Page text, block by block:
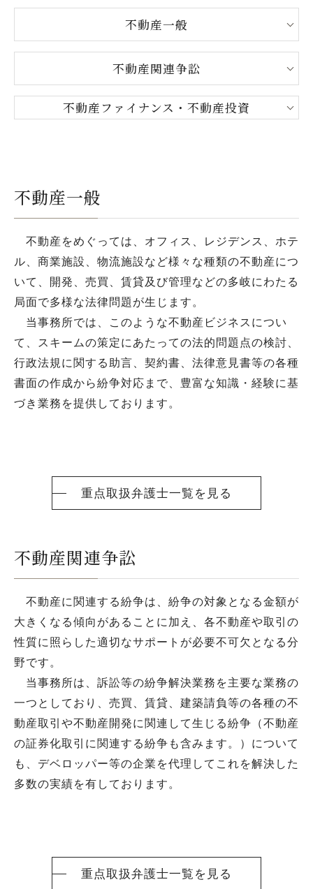
不動産一般
不動産関連争訟
不動産ファイナンス・不動産投資
不動産一般
不動産をめぐっては、オフィス、レジデンス、ホテ
ル、商業施設、物流施設など様々な種類の不動産につ
いて、開発、売買、賃貸及び管理などの多岐にわたる
局面で多様な法律問題が生じます。
当事務所では、このような不動産ビジネスについ
て、スキームの策定にあたっての法的問題点の検討、
行政法規に関する助言、契約書、法律意見書等の各種
書面の作成から紛争対応まで、豊富な知識・経験に基
づき業務を提供しております。
重点取扱弁護士一覧を見る
不動産関連争訟
不動産に関連する紛争は、紛争の対象となる金額が
大きくなる傾向があることに加え、各不動産や取引の
性質に照らした適切なサポートが必要不可欠となる分
野です。
当事務所は、訴訟等の紛争解決業務を主要な業務の
一つとしており、売買、賃貸、建築請負等の各種の不
動産取引や不動産開発に関連して生じる紛争（不動産
の証券化取引に関連する紛争も含みます。）について
も、デベロッパー等の企業を代理してこれを解決した
多数の実績を有しております。
重点取扱弁護士一覧を見る